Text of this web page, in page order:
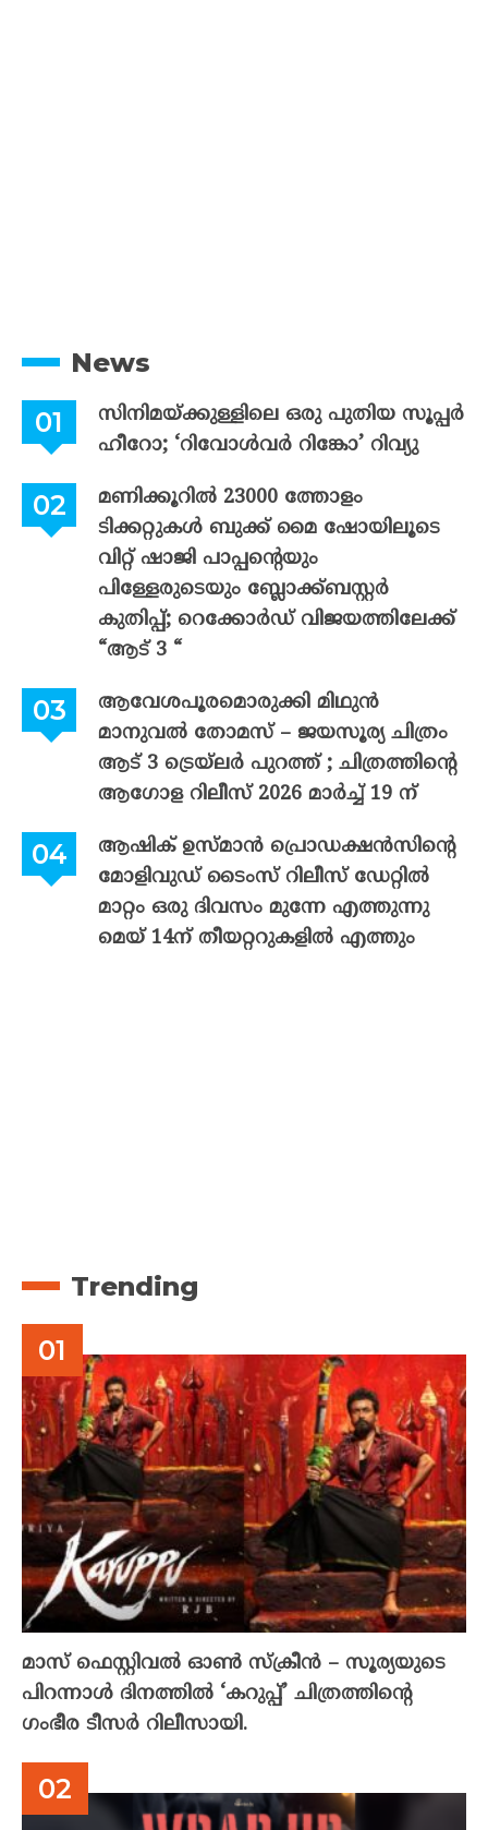
News
സിനിമയ്ക്കുള്ളിലെ ഒരു പുതിയ സൂപ്പർ
ഹീറോ; ‘റിവോൾവർ റിങ്കോ’ റിവ്യു
മണിക്കൂറിൽ 23000 ത്തോളം
ടിക്കറ്റുകൾ ബുക്ക് മൈ ഷോയിലൂടെ
വിറ്റ് ഷാജി പാപ്പന്റെയും
പിള്ളേരുടെയും ബ്ലോക്ക്ബസ്റ്റർ
കുതിപ്പ്; റെക്കോർഡ് വിജയത്തിലേക്ക്
“ആട് 3 “
ആവേശപൂരമൊരുക്കി മിഥുൻ
മാനുവൽ തോമസ് – ജയസൂര്യ ചിത്രം
ആട് 3 ട്രെയ്‌ലർ പുറത്ത് ; ചിത്രത്തിന്റെ
ആഗോള റിലീസ് 2026 മാർച്ച് 19 ന്
ആഷിക് ഉസ്മാൻ പ്രൊഡക്ഷൻസിന്റെ
മോളിവുഡ് ടൈംസ് റിലീസ് ഡേറ്റിൽ
മാറ്റം ഒരു ദിവസം മുന്നേ എത്തുന്നു
മെയ് 14ന് തീയറ്ററുകളിൽ എത്തും
Trending
മാസ് ഫെസ്റ്റിവൽ ഓൺ സ്‌ക്രീൻ – സൂര്യയുടെ
പിറന്നാൾ ദിനത്തിൽ ‘കറുപ്പ്’ ചിത്രത്തിന്റെ
ഗംഭീര ടീസർ റിലീസായി.